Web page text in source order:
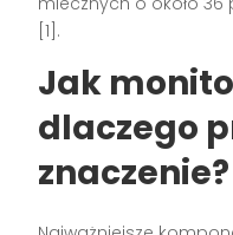
[1].
Jak
dlaczego
znaczenie?